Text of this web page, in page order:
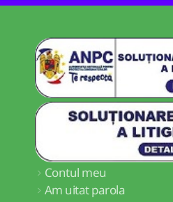
Contul meu
Am uitat parola